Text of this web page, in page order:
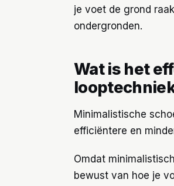
je voet de grond
ondergronden.
Wat is het
Minimalistische
efficiëntere en
Omdat
bewust van hoe je